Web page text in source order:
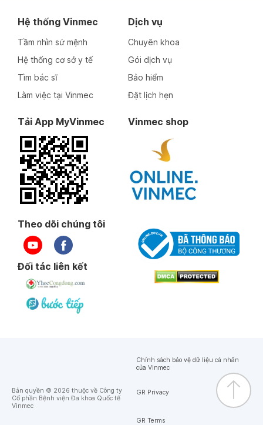
Hệ thống Vinmec
Tầm nhìn sứ mệnh
Hệ thống cơ sở y tế
Tìm bác sĩ
Làm việc tại Vinmec
Dịch vụ
Chuyên khoa
Gói dịch vụ
Bảo hiểm
Đặt lịch hẹn
Tải App MyVinmec Vinmec shop
Theo dõi chúng tôi
Đối tác liên kết
Bản quyền © 2026 thuộc về Công ty
Cổ phần Bệnh viện Đa khoa Quốc tế
Vinmec
Chính sách bảo vệ dữ liệu cá nhân
của Vinmec
GR Privacy
GR Terms